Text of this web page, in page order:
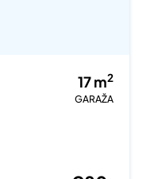
17m2
GARAŽA